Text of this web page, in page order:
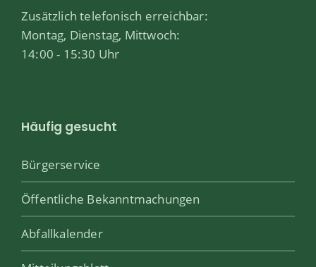
Zusätzlich telefonisch erreichbar:
Montag, Dienstag, Mittwoch:
14:00 - 15:30 Uhr
Häufig gesucht
Bürgerservice
Öffentliche Bekanntmachungen
Abfallkalender